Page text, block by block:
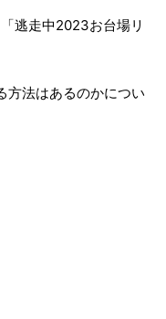
逃走中2023お台場リ
方法はあるのかについ